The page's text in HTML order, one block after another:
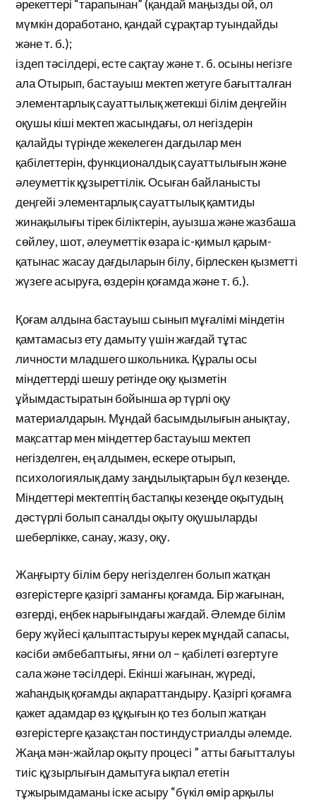
әрекеттері “тарапынан” (қандай маңызды ой, ол
мүмкін доработано, қандай сұрақтар туындайды
және т. б.);
іздеп тәсілдері, есте сақтау және т. б. осыны негізге
ала Отырып, бастауыш мектеп жетуге бағытталған
элементарлық сауаттылық жетекші білім деңгейін
оқушы кіші мектеп жасындағы, ол негіздерін
қалайды түрінде жекелеген дағдылар мен
қабілеттерін, функционалдық сауаттылығын және
әлеуметтік құзыреттілік. Осыған байланысты
деңгейі элементарлық сауаттылық қамтиды
жинақылығы тірек біліктерін, ауызша және жазбаша
сөйлеу, шот, әлеуметтік өзара іс-қимыл қарым-
қатынас жасау дағдыларын білу, бірлескен қызметті
жүзеге асыруға, өздерін қоғамда және т. б.).
Қоғам алдына бастауыш сынып мұғалімі міндетін
қамтамасыз ету дамыту үшін жағдай тұтас
личности младшего школьника. Құралы осы
міндеттерді шешу ретінде оқу қызметін
ұйымдастыратын бойынша әр түрлі оқу
материалдарын. Мұндай басымдылығын анықтау,
мақсаттар мен міндеттер бастауыш мектеп
негізделген, ең алдымен, ескере отырып,
психологиялық даму заңдылықтарын бұл кезеңде.
Міндеттері мектептің бастапқы кезеңде оқытудың
дәстүрлі болып саналды оқыту оқушыларды
шеберлікке, санау, жазу, оқу.
Жаңғырту білім беру негізделген болып жатқан
өзгерістерге қазіргі заманғы қоғамда. Бір жағынан,
өзгерді, еңбек нарығындағы жағдай. Әлемде білім
беру жүйесі қалыптастыруы керек мұндай сапасы,
кәсіби әмбебаптығы, яғни ол – қабілеті өзгертуге
сала және тәсілдері. Екінші жағынан, жүреді,
жаһандық қоғамды ақпараттандыру. Қазіргі қоғамға
қажет адамдар өз құқығын қо тез болып жатқан
өзгерістерге қазақстан постиндустриалды әлемде.
Жаңа мән-жайлар оқыту процесі ” атты бағытталуы
тиіс құзырлығын дамытуға ықпал ететін
тұжырымдаманы іске асыру “бүкіл өмір арқылы